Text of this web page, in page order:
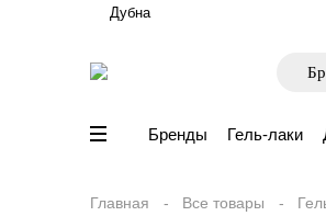
Дубна
Бренды Гель-лаки
Главная Все товары